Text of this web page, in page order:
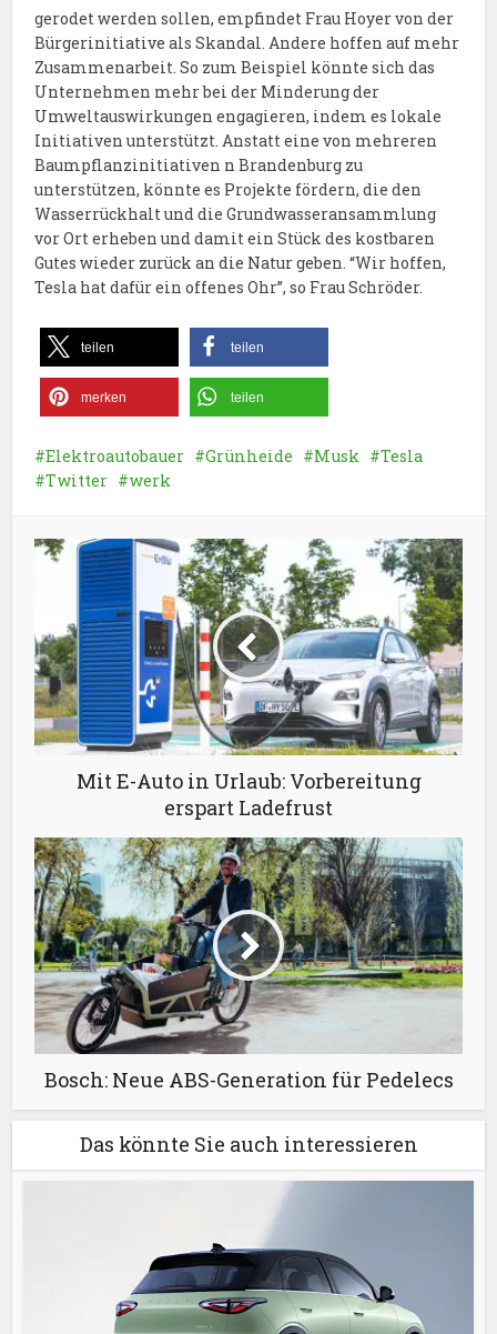
gerodet werden sollen, empfindet Frau Hoyer von der
Bürgerinitiative als Skandal. Andere hoffen auf mehr
Zusammenarbeit. So zum Beispiel könnte sich das
Unternehmen mehr bei der Minderung der
Umweltauswirkungen engagieren, indem es lokale
Initiativen unterstützt. Anstatt eine von mehreren
Baumpflanzinitiativen n Brandenburg zu
unterstützen, könnte es Projekte fördern, die den
Wasserrückhalt und die Grundwasseransammlung
vor Ort erheben und damit ein Stück des kostbaren
Gutes wieder zurück an die Natur geben. “Wir hoffen,
Tesla hat dafür ein offenes Ohr”, so Frau Schröder.
teilen teilen
merken teilen
Elektroautobauer Grünheide Musk
Tesla
Twitter
werk
Mit E-Auto in Urlaub: Vorbereitung
erspart Ladefrust
Bosch: Neue ABS-Generation für Pedelecs
Das könnte Sie auch interessieren